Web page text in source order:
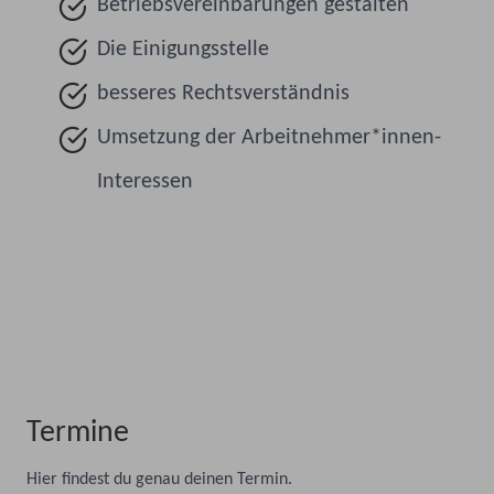
Betriebsvereinbarungen gestalten
Die Einigungsstelle
besseres Rechtsverständnis
Umsetzung der Arbeitnehmer*innen-
Interessen
Termine
Hier findest du genau deinen Termin.